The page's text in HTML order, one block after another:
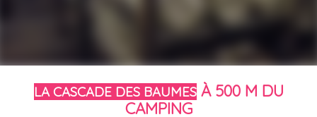
LA CASCADE DES BAUMESÀ 500 M DU
CAMPING